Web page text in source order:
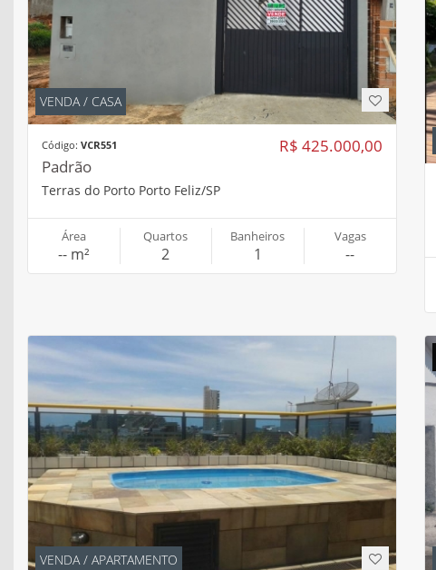
VENDA / CASA
R$ 425.000,00
Código: VCR551
Padrão
Terras do Porto Porto Feliz/SP
Área
-- m²
Quartos
2
Banheiros
1
Vagas
--
VENDA / APARTAMENTO